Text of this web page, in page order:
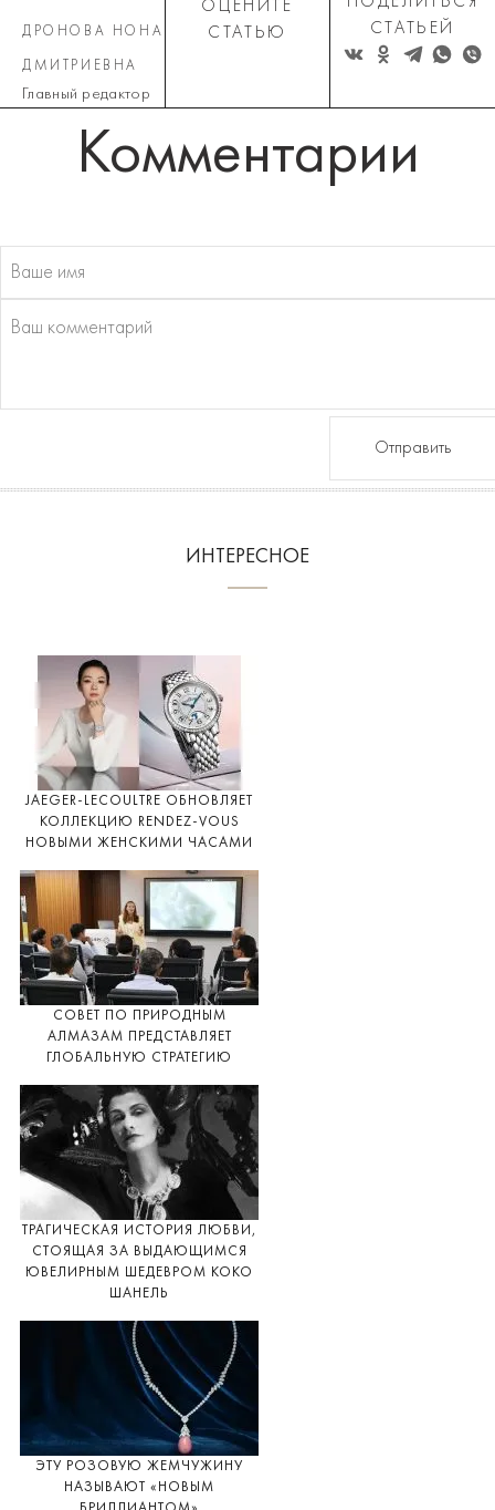
ДРОНОВА НОНА
ДМИТРИЕВНА
Главный редактор
ОЦЕНИТЕ
СТАТЬЮ
СТАТЬЕЙ
Комментарии
Отправить
ИНТЕРЕСНОЕ
JAEGER-LECOULTRE ОБНОВЛЯЕТ
КОЛЛЕКЦИЮ RENDEZ-VOUS
НОВЫМИ ЖЕНСКИМИ ЧАСАМИ
СОВЕТ ПО ПРИРОДНЫМ
АЛМАЗАМ ПРЕДСТАВЛЯЕТ
ГЛОБАЛЬНУЮ СТРАТЕГИЮ
ТРАГИЧЕСКАЯ ИСТОРИЯ ЛЮБВИ,
СТОЯЩАЯ ЗА ВЫДАЮЩИМСЯ
ЮВЕЛИРНЫМ ШЕДЕВРОМ КОКО
ШАНЕЛЬ
ЭТУ РОЗОВУЮ ЖЕМЧУЖИНУ
НАЗЫВАЮТ «НОВЫМ